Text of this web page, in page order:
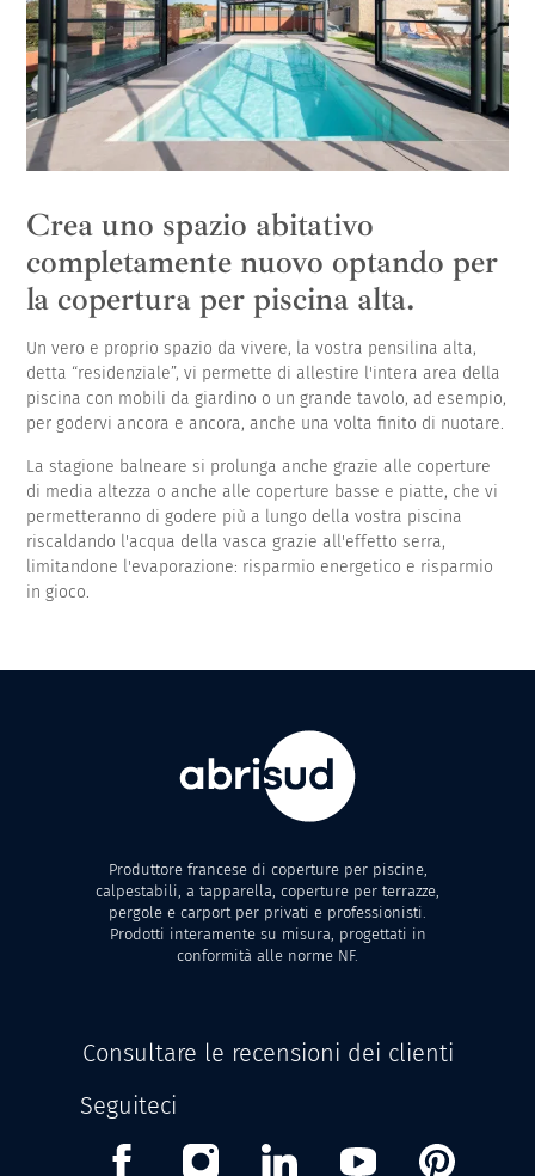
Crea uno spazio abitativo
completamente nuovo optando per
la copertura per piscina alta.
Un vero e proprio spazio da vivere, la vostra pensilina alta,
detta “residenziale”, vi permette di allestire l'intera area della
piscina con mobili da giardino o un grande tavolo, ad esempio,
per godervi ancora e ancora, anche una volta finito di nuotare.
La stagione balneare si prolunga anche grazie alle coperture
di media altezza o anche alle coperture basse e piatte, che vi
permetteranno di godere più a lungo della vostra piscina
riscaldando l'acqua della vasca grazie all'effetto serra,
limitandone l'evaporazione: risparmio energetico e risparmio
in gioco.
Produttore francese di coperture per piscine,
calpestabili, a tapparella, coperture per terrazze,
pergole e carport per privati e professionisti.
Prodotti interamente su misura, progettati in
conformità alle norme NF.
Consultare le recensioni dei clienti
Seguiteci
Facebook Instagram Linkedin Youtube